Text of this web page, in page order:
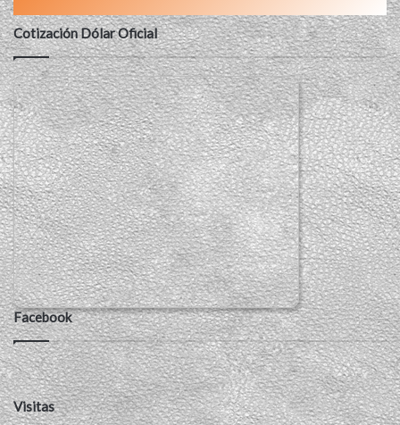
Cotización Dólar Oficial
Facebook
Visitas